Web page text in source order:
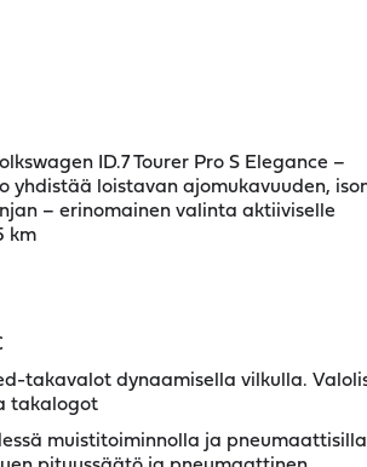
ID.7 Tourer Pro S Elegance –
yhdistää loistavan ajomukavuuden,
– erinomainen valinta aktiiviselle
km
takavalot dynaamisella vilkulla.
takalogot
muistitoiminnolla ja pneumaattisilla